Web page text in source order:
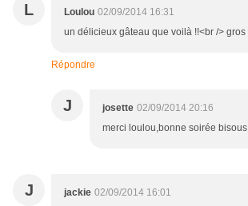
L Loulou 02/09/2014 16:31
un délicieux gâteau que voilà !!<br /> gros
Répondre
J josette 02/09/2014 20:16
merci loulou,bonne soirée bisous
J jackie 02/09/2014 16:01